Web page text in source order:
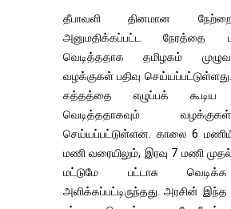
தீபாவளி தினமான
அனுமதிக்கப்பட்ட நேரத்தை
வெடித்ததாக தமிழகம்
வழக்குகள் பதிவு
சத்தத்தை எழுப்பக் கூடிய
வெடித்ததாகவும்
செய்யப்பட்டுள்ளன. காலை 6
மணி வரையிலும், இரவு 7 மணி
மட்டுமே பட்டாசு
அளிக்கப்பட்டிருந்தது. அரசின்